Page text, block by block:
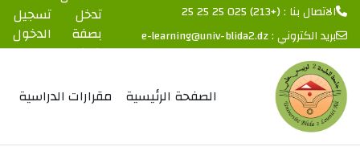
تخطى إلى المحتوى الرئيسي
الاتصال بنا : (+213) 025 25 25 25
بريد الكتروني :e-learning@univ-blida2.dz
تدخل
بصفة
ضيف
تسجيل
الدخول
الصفحة الرئيسية مقرارات الدراسية